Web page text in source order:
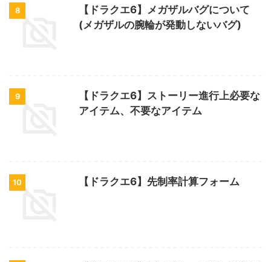
8
【ドラクエ6】メガザルバグについて
(メガザルの腕輪が発動しないバグ)
9
【ドラクエ6】ストーリー進行上必要な
アイテム、不要なアイテム
10 【ドラクエ6】先制率計算フォーム